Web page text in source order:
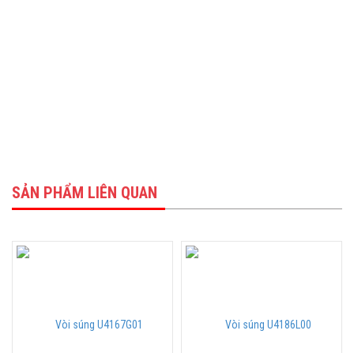
SẢN PHẨM LIÊN QUAN